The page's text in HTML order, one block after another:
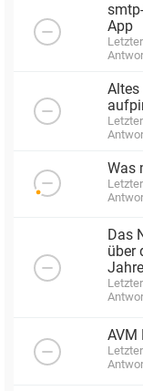
App
Was
Das
über
AVM